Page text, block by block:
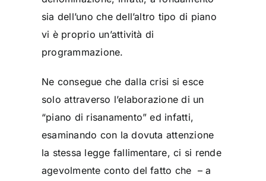
sia dell’uno che dell’altro tipo di piano
vi è proprio un’attività di
programmazione.
Ne consegue che dalla crisi si esce
solo attraverso l’elaborazione di un
“piano di risanamento” ed infatti,
esaminando con la dovuta attenzione
la stessa legge fallimentare, ci si rende
agevolmente conto del fatto che – a